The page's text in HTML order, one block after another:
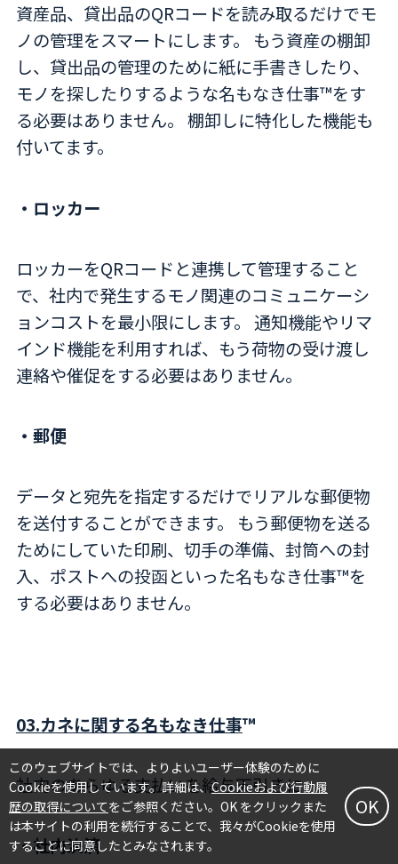
資産品、貸出品のQRコードを読み取るだけでモ
ノの管理をスマートにします。 もう資産の棚卸
し、貸出品の管理のために紙に手書きしたり、
モノを探したりするような名もなき仕事™をす
る必要はありません。 棚卸しに特化した機能も
付いてます。
・ロッカー
ロッカーをQRコードと連携して管理すること
で、社内で発生するモノ関連のコミュニケーシ
ョンコストを最小限にします。 通知機能やリマ
インド機能を利用すれば、もう荷物の受け渡し
連絡や催促をする必要はありません。
・郵便
データと宛先を指定するだけでリアルな郵便物
を送付することができます。 もう郵便物を送る
ためにしていた印刷、切手の準備、封筒への封
入、ポストへの投函といった名もなき仕事™を
する必要はありません。
03.カネに関する名もなき仕事™
社内のあらゆる支払いを給与天引きに
・社内決済
このウェブサイトでは、よりよいユーザー体験のために
Cookieを使用しています。詳細は、Cookieおよび行動履
歴の取得についてをご参照ください。OK をクリックまた
は本サイトの利用を続行することで、我々がCookieを使用
することに同意したとみなされます。
OK